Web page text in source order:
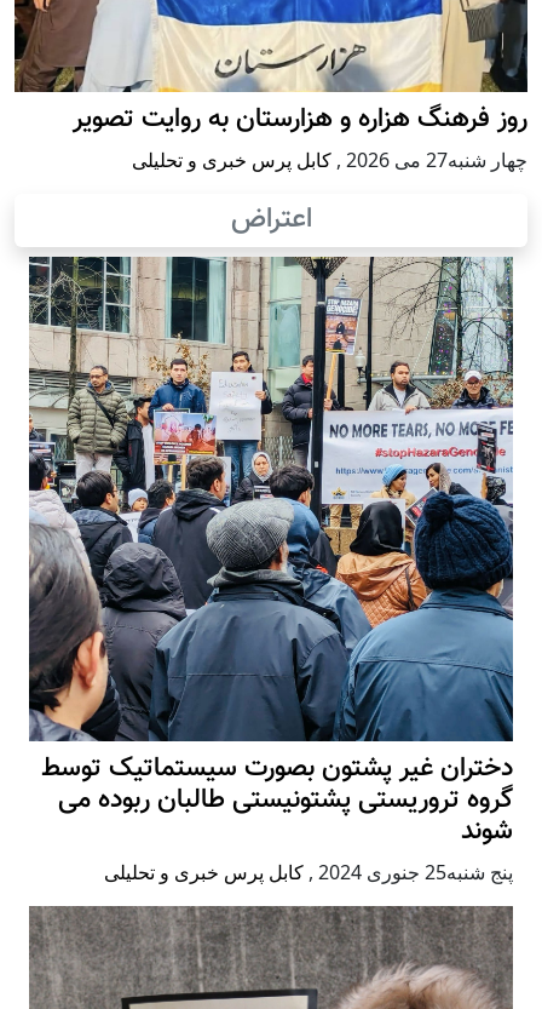
روز فرهنگ هزاره و هزارستان به روایت تصویر
چهار شنبه27 می 2026 , کابل پرس خبری و تحلیلی
اعتراض
دختران غیر پشتون بصورت سیستماتیک توسط
گروه تروریستی پشتونیستی طالبان ربوده می
شوند
پنج شنبه25 جنوری 2024 , کابل پرس خبری و تحلیلی